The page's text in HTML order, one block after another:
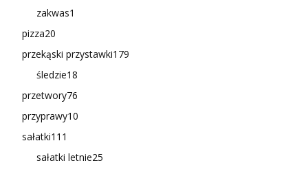
zakwas1
pizza20
przekąski przystawki179
śledzie18
przetwory76
przyprawy10
sałatki111
sałatki letnie25